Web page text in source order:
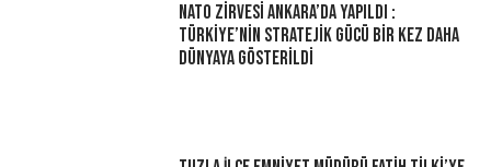
NATO Zirvesi Ankara’da Yapıldı :
Türkiye’nin Stratejik Gücü Bir Kez Daha
Dünyaya Gösterildi